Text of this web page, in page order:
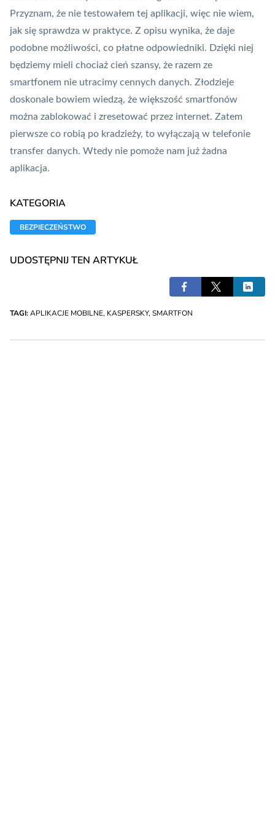
Przyznam, że nie testowałem tej aplikacji, więc nie wiem,
jak się sprawdza w praktyce. Z opisu wynika, że daje
podobne możliwości, co płatne odpowiedniki. Dzięki niej
będziemy mieli chociaż cień szansy, że razem ze
smartfonem nie utracimy cennych danych. Złodzieje
doskonale bowiem wiedzą, że większość smartfonów
można zablokować i zresetować przez internet. Zatem
pierwsze co robią po kradzieży, to wyłączają w telefonie
transfer danych. Wtedy nie pomoże nam już żadna
aplikacja.
KATEGORIA
BEZPIECZEŃSTWO
UDOSTĘPNIJ TEN ARTYKUŁ
TAGI:APLIKACJE MOBILNE, KASPERSKY, SMARTFON